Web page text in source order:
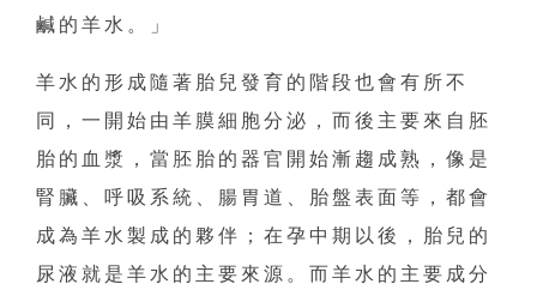
鹹的羊水。」
羊水的形成隨著胎兒發育的階段也會有所不
同，一開始由羊膜細胞分泌，而後主要來自胚
胎的血漿，當胚胎的器官開始漸趨成熟，像是
腎臟、呼吸系統、腸胃道、胎盤表面等，都會
成為羊水製成的夥伴；在孕中期以後，胎兒的
尿液就是羊水的主要來源。而羊水的主要成分